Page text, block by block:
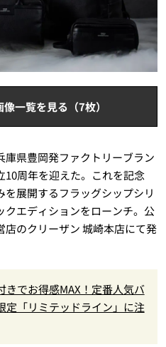
一覧を見る（7枚）
庫県豊岡発ファクトリーブラン
10周年を迎えた。これを記念
展開するフラッグシップシリ
エディションをローンチ。公
のクリーザン 城崎本店にて発
きでお得感MAX！定番人気バ
定「リミテッドライン」に注